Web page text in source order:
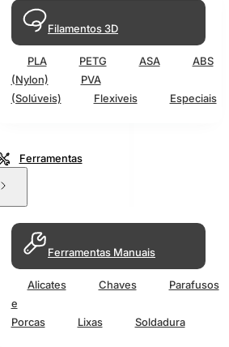
Filamentos 3D
PLA PETG ASA ABS
(Nylon)
PVA
(Solúveis)
Flexiveis Especiais
Ferramentas
Ferramentas Manuais
Alicates Chaves
Parafusos
e
Porcas
Lixas Soldadura